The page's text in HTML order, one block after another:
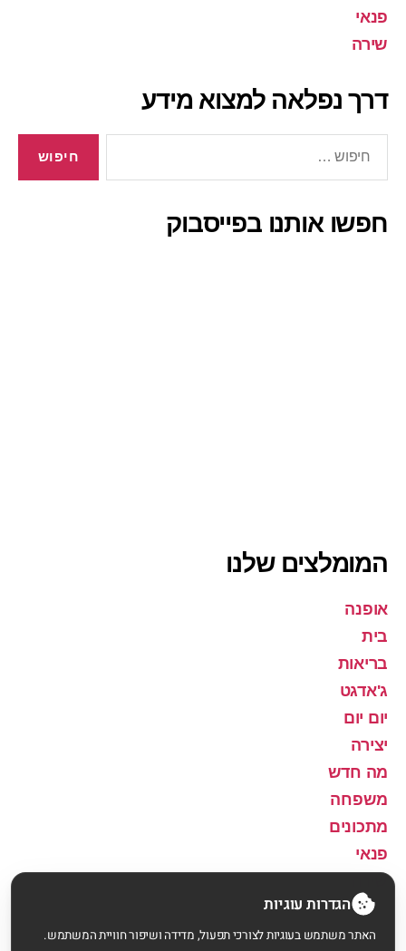
פנאי
שירה
דרך נפלאה למצוא מידע
חפשו אותנו בפייסבוק
המומלצים שלנו
אופנה
בית
בריאות
ג'אדגט
יום יום
יצירה
מה חדש
משפחה
מתכונים
פנאי
שירה
הגדרות עוגיות
האתר משתמש בעוגיות לצורכי תפעול, מדידה ושיפור חוויית המשתמש.